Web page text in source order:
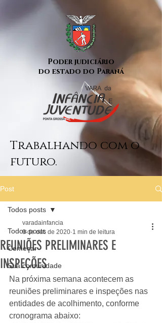
Poder judiciário
do estado do Paraná
Trabalhando com o
futuro.
Post
Todos posts
Começar
Sua comunidade
Todos posts
REUNIÕES PRELIMINARES E
INSPEÇÕES
varadainfancia
9 de out. de 2020 1 min de leitura
Na próxima semana acontecem as
reuniões preliminares e inspeções nas
entidades de acolhimento, conforme
cronograma abaixo: